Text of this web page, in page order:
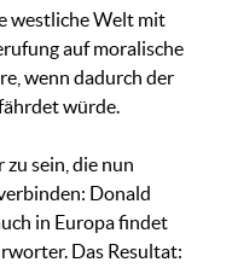
westliche Welt mit
auf moralische
wenn dadurch der
würde.
sein, die nun
Donald
in Europa findet
Das Resultat: